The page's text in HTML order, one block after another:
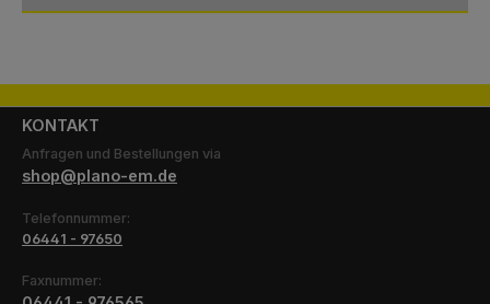
KONTAKT
Anfragen und Bestellungen via
shop@plano-em.de
Telefonnummer:
06441 - 97650
Faxnummer: